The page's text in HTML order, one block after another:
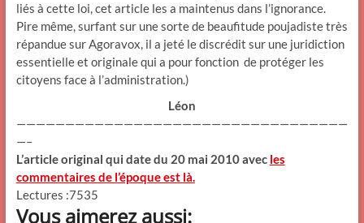
liés à cette loi, cet article les a maintenus dans l’ignorance.
Pire même, surfant sur une sorte de beaufitude poujadiste très
répandue sur Agoravox, il a jeté le discrédit sur une juridiction
essentielle et originale qui a pour fonction de protéger les
citoyens face à l’administration.)
Léon
——————————————————————————————————
—–
L’article original qui date du 20 mai 2010 avec les
commentaires de l’époque est là.
Lectures :7535
Vous aimerez aussi: